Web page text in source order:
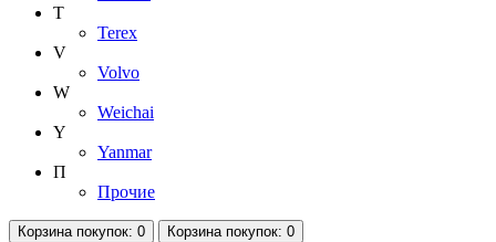
T
Terex
V
Volvo
W
Weichai
Y
Yanmar
П
Прочие
Корзинапокупок: 0 Корзинапокупок: 0